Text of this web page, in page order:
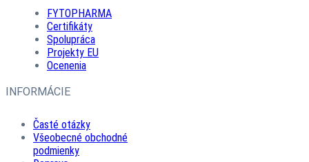
FYTOPHARMA
Certifikáty
Spolupráca
Projekty EU
Ocenenia
INFORMÁCIE
Časté otázky
Všeobecné obchodné
podmienky